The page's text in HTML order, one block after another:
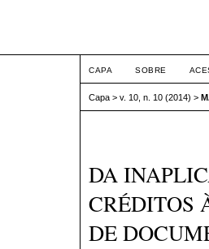
CAPA SOBRE
Capa > v. 10, n. 10 (2014) >
DA
CRÉDITOS
DE